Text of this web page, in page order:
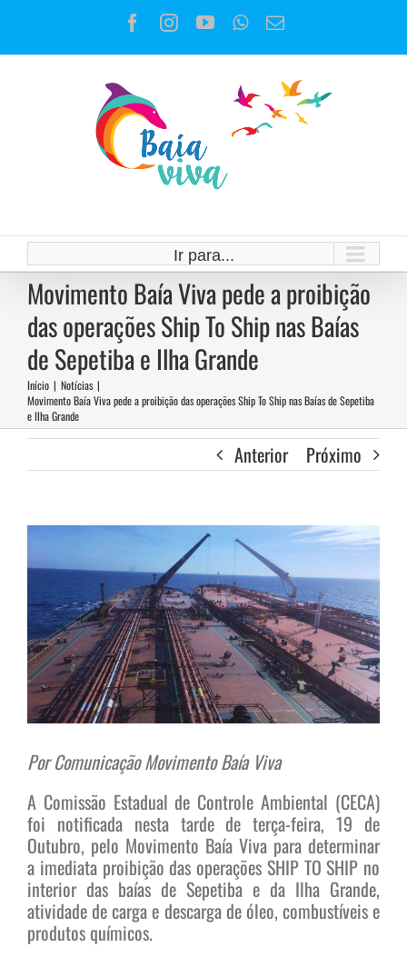
o
Facebook
Instagram
YouTubeWhatsApp
E-
Ir para...
Movimento Baía Viva pede a proibição
das operações Ship To Ship nas Baías
de Sepetiba e Ilha Grande
Início | Notícias |
Movimento Baía Viva pede a proibição das operações Ship To Ship nas Baías de Sepetiba
e Ilha Grande
Anterior Próximo
View
Larger
Image
Por Comunicação Movimento Baía Viva
A Comissão Estadual de Controle Ambiental (CECA)
foi notificada nesta tarde de terça-feira, 19 de
Outubro, pelo Movimento Baía Viva para determinar
a imediata proibição das operações SHIP TO SHIP no
interior das baías de Sepetiba e da Ilha Grande,
atividade de carga e descarga de óleo, combustíveis e
produtos químicos.